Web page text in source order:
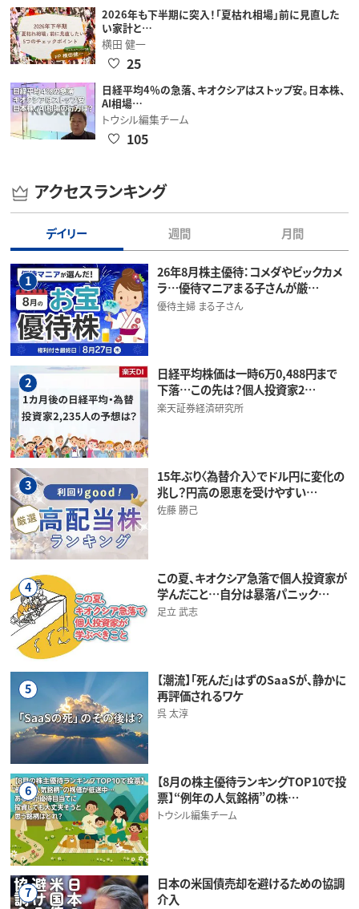
2026年も下半期に突入！「夏枯れ相場」前に見直した
い家計と…
横田 健一
25
日経平均4％の急落、キオクシアはストップ安。日本株、
AI相場…
トウシル編集チーム
105
アクセスランキング
デイリー 週間 月間
1
26年8月株主優待：コメダやビックカメ
ラ…優待マニアまる子さんが厳…
優待主婦 まる子さん
2
日経平均株価は一時6万0,488円まで
下落…この先は？個人投資家2…
楽天証券経済研究所
3
15年ぶり〈為替介入〉でドル円に変化の
兆し？円高の恩恵を受けやすい…
佐藤 勝己
4
この夏、キオクシア急落で個人投資家が
学んだこと…自分は暴落パニック…
足立 武志
5
【潮流】「死んだ」はずのSaaSが、静かに
再評価されるワケ
呉 太淳
6
【8月の株主優待ランキングTOP10で投
票】“例年の人気銘柄”の株…
トウシル編集チーム
7
日本の米国債売却を避けるための協調
介入